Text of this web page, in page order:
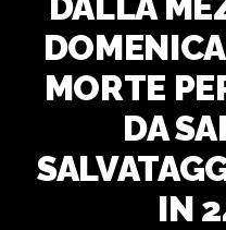
MORTE
DA
IN